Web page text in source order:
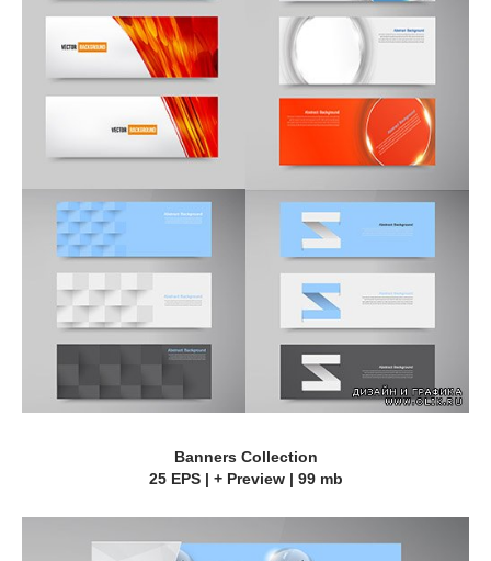
Banners Collection
25 EPS | + Preview | 99 mb